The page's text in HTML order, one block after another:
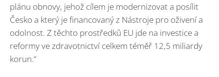
plánu obnovy, jehož cílem je modernizovat a posílit
Česko a který je financovaný z Nástroje pro oživení a
odolnost. Z těchto prostředků EU jde na investice a
reformy ve zdravotnictví celkem téměř 12,5 miliardy
korun.“